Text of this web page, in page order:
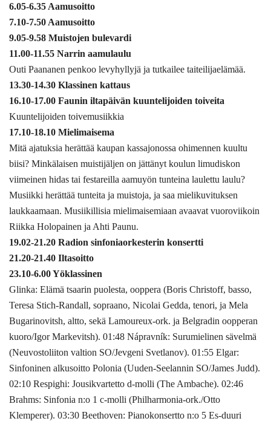
6.05-6.35 Aamusoitto
7.10-7.50 Aamusoitto
9.05-9.58 Muistojen bulevardi
11.00-11.55 Narrin aamulaulu
Outi Paananen penkoo levyhyllyjä ja tutkailee taiteilijaelämää.
13.30-14.30 Klassinen kattaus
16.10-17.00 Faunin iltapäivän kuuntelijoiden toiveita
Kuuntelijoiden toivemusiikkia
17.10-18.10 Mielimaisema
Mitä ajatuksia herättää kaupan kassajonossa ohimennen kuultu
biisi? Minkälaisen muistijäljen on jättänyt koulun limudiskon
viimeinen hidas tai festareilla aamuyön tunteina laulettu laulu?
Musiikki herättää tunteita ja muistoja, ja saa mielikuvituksen
laukkaamaan. Musiikillisia mielimaisemiaan avaavat vuoroviikoin
Riikka Holopainen ja Ahti Paunu.
19.02-21.20 Radion sinfoniaorkesterin konsertti
21.20-21.40 Iltasoitto
23.10-6.00 Yöklassinen
Glinka: Elämä tsaarin puolesta, ooppera (Boris Christoff, basso,
Teresa Stich-Randall, sopraano, Nicolai Gedda, tenori, ja Mela
Bugarinovitsh, altto, sekä Lamoureux-ork. ja Belgradin oopperan
kuoro/Igor Markevitsh). 01:48 Nápravník: Surumielinen sävelmä
(Neuvostoliiton valtion SO/Jevgeni Svetlanov). 01:55 Elgar:
Sinfoninen alkusoitto Polonia (Uuden-Seelannin SO/James Judd).
02:10 Respighi: Jousikvartetto d-molli (The Ambache). 02:46
Brahms: Sinfonia n:o 1 c-molli (Philharmonia-ork./Otto
Klemperer). 03:30 Beethoven: Pianokonsertto n:o 5 Es-duuri